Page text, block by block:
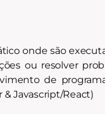
onde são
ou resolver
de
Javascript/React)